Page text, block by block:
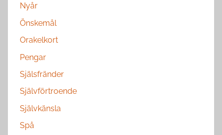
Nyår
Önskemål
Orakelkort
Pengar
Själsfränder
Självförtroende
Självkänsla
Spå